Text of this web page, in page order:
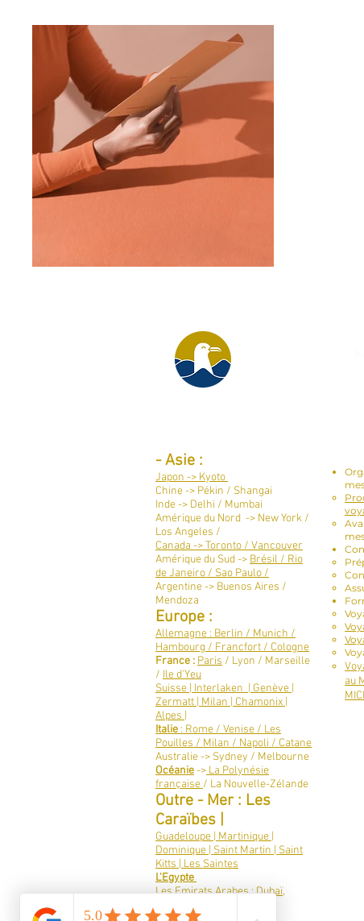
-Asie :
Japon -> Kyoto
Chine -> Pékin / Shangai
Inde -> Delhi / Mumbai
Amérique du Nord -> New York /
Los Angeles /
Canada -> Toronto / Vancouver​
Amérique du Sud -> Brésil / Rio
de Janeiro / Sao Paulo /
Argentine -> Buenos Aires /
Mendoza
Europe :
Allemagne : Berlin / Munich /
Hambourg / Francfort / Cologne
France : Paris / Lyon / Marseille
/ Ile d'Yeu
Suisse | Interlaken | Genève |
Zermatt | Milan | Chamonix |
Alpes |
Italie : Rome / Venise / Les
Pouilles / Milan / Napoli / Catane
Australie -> Sydney / Melbourne
Océanie-> La Polynésie
française / La Nouvelle-Zélande
Outre - Mer : Les
Caraïbes |
Guadeloupe | Martinique |
Dominique | Saint Martin | Saint
Kitts | Les Saintes
L'Egypte
Les Emirats Arabes : Dubaï,
Qatar, Abu Dhabi
au